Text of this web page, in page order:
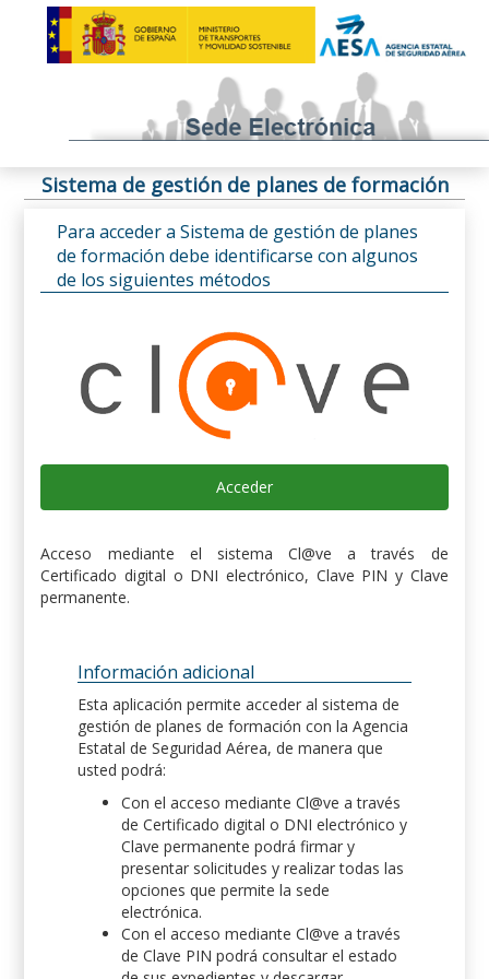
Sistema de gestión de planes de formación
Para acceder a Sistema de gestión de planes
de formación debe identificarse con algunos
de los siguientes métodos
Acceder
Acceso mediante el sistema Cl@ve a través de
Certificado digital o DNI electrónico, Clave PIN y Clave
permanente.
Información adicional
Esta aplicación permite acceder al sistema de
gestión de planes de formación con la Agencia
Estatal de Seguridad Aérea, de manera que
usted podrá:
Con el acceso mediante Cl@ve a través
de Certificado digital o DNI electrónico y
Clave permanente podrá firmar y
presentar solicitudes y realizar todas las
opciones que permite la sede
electrónica.
Con el acceso mediante Cl@ve a través
de Clave PIN podrá consultar el estado